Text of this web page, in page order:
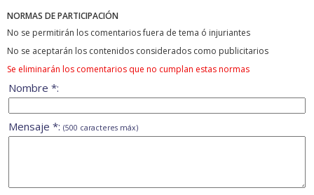
NORMAS DE PARTICIPACIÓN
No se permitirán los comentarios fuera de tema ó injuriantes
No se aceptarán los contenidos considerados como publicitarios
Se eliminarán los comentarios que no cumplan estas normas
Nombre *:
Mensaje *: (500 caracteres máx)